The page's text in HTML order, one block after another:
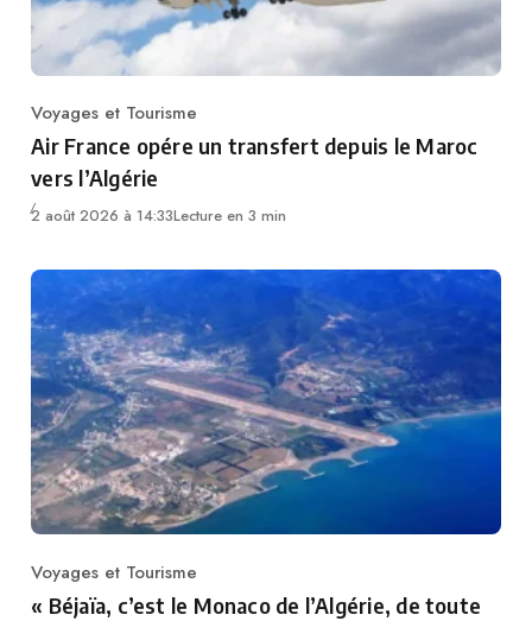
Category
Voyages et Tourisme
Air France opére un transfert depuis le Maroc
vers l’Algérie
2 août 2026 à 14:33Lecture en 3 min
Category
Voyages et Tourisme
« Béjaïa, c’est le Monaco de l’Algérie, de toute